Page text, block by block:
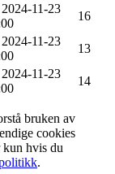
11-23
16
11-23
13
11-23
14
bruken av
cookies
kun hvis du
.